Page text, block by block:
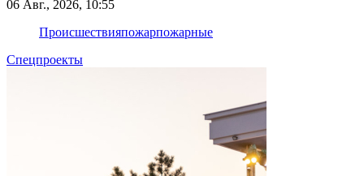
06 Авг., 2026, 10:55
Происшествияпожарпожарные
Спецпроекты